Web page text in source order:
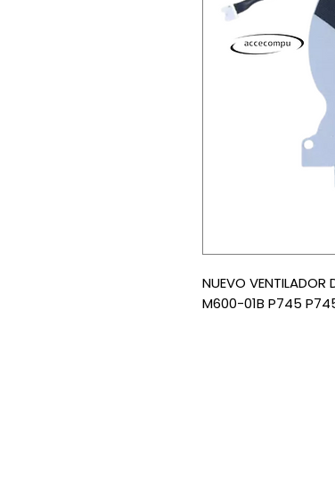
NUEVO
M600-01B P745